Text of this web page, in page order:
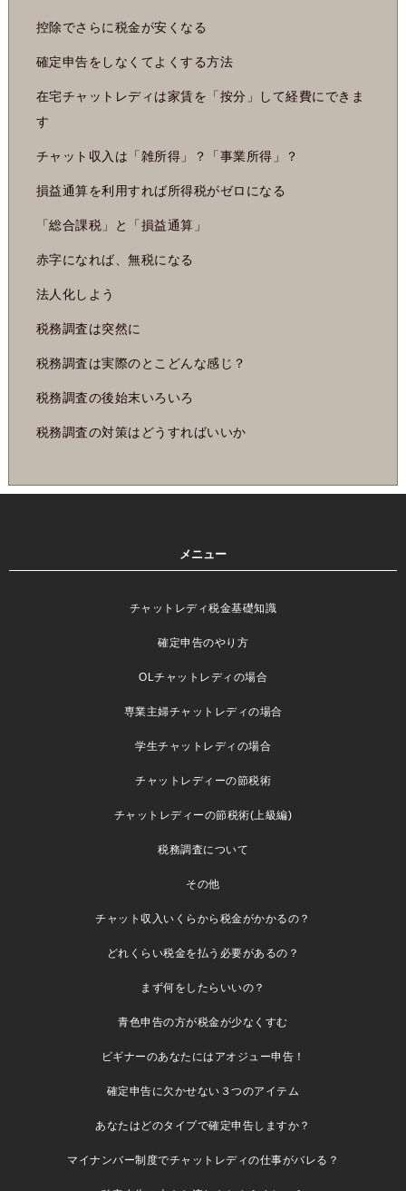
控除でさらに税金が安くなる
確定申告をしなくてよくする方法
在宅チャットレディは家賃を「按分」して経費にできま
す
チャット収入は「雑所得」？「事業所得」？
損益通算を利用すれば所得税がゼロになる
「総合課税」と「損益通算」
赤字になれば、無税になる
法人化しよう
税務調査は突然に
税務調査は実際のとこどんな感じ？
税務調査の後始末いろいろ
税務調査の対策はどうすればいいか
メニュー
チャットレディ税金基礎知識
確定申告のやり方
OLチャットレディの場合
専業主婦チャットレディの場合
学生チャットレディの場合
チャットレディーの節税術
チャットレディーの節税術(上級編)
税務調査について
その他
チャット収入いくらから税金がかかるの？
どれくらい税金を払う必要があるの？
まず何をしたらいいの？
青色申告の方が税金が少なくすむ
ビギナーのあなたにはアオジュー申告！
確定申告に欠かせない３つのアイテム
あなたはどのタイプで確定申告しますか？
マイナンバー制度でチャットレディの仕事がバレる？